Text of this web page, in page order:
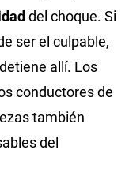
del choque. Si
ser el culpable,
allí. Los
conductores de
también
del